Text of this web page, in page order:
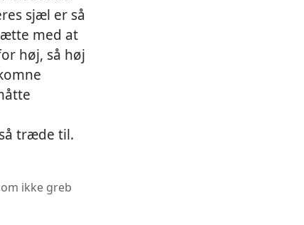
sjæl er så
med at
høj, så høj
træde til.
ikke greb